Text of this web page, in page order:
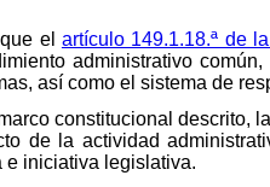
el artículo 149.1.18.ª de
administrativo
así como el sistema de
constitucional descrito,
de la actividad
e iniciativa legislativa.